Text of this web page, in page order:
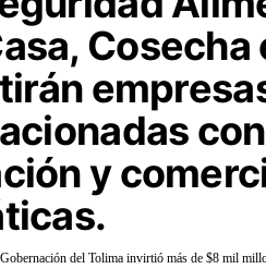
Cosecha
y
del Tolima invirtió más de $8 mil